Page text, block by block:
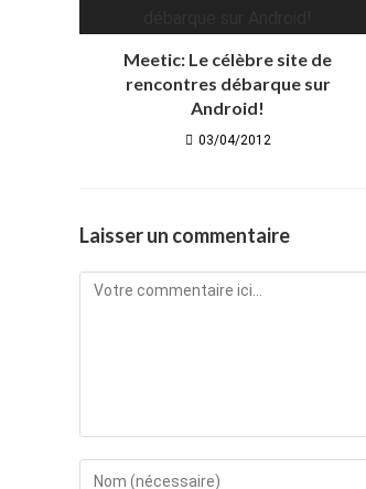
Meetic: Le célèbre site de
rencontres débarque sur
Android!
03/04/2012
Laisser un commentaire
Comment
Enter